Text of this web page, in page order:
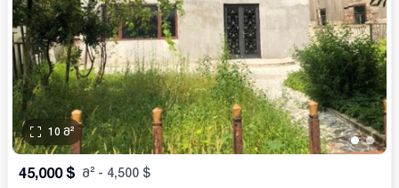
••
10 მ²
45,000 $ მ² - 4,500 $